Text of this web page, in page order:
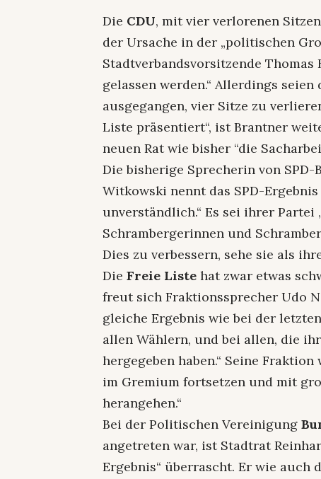
Die CDU, mit vier verlorenen
der Ursache in der „politischen
Stadtverbandsvorsitzende Thomas
gelassen werden.“ Allerdings
ausgegangen, vier Sitze zu
Liste präsentiert“, ist Brantner
neuen Rat wie bisher “die
Die bisherige Sprecherin von SPD-
Witkowski nennt das SPD-
unverständlich.“ Es sei ihrer
Schrambergerinnen und
Dies zu verbessern, sehe sie als
DieFreie Liste hat zwar etwas
freut sich Fraktionssprecher Udo
gleiche Ergebnis wie bei der
allen Wählern, und bei allen, die
hergegeben haben.“ Seine
im Gremium fortsetzen und mit
herangehen.“
Bei der Politischen Vereinigung
angetreten war, ist Stadtrat
Ergebnis“ überrascht. Er wie auch